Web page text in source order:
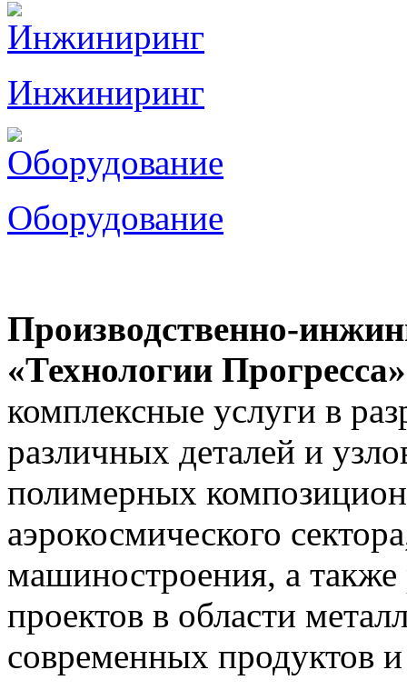
Инжиниринг
Оборудование
Производственно-
«Технологии Прогресса»
комплексные услуги в
различных деталей и
полимерных
аэрокосмического
машиностроения, а также
проектов в области
современных продуктов